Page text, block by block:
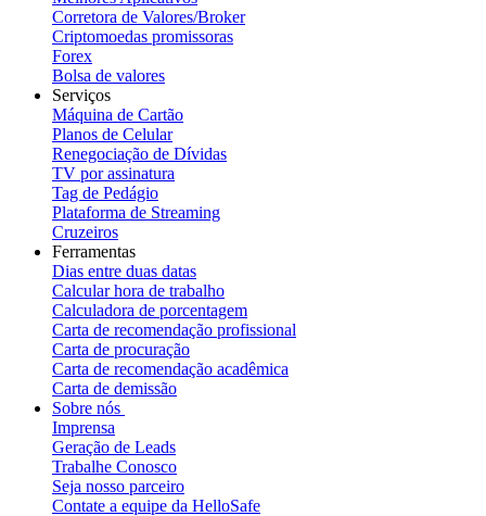
Corretora de Valores/Broker
Criptomoedas promissoras
Forex
Bolsa de valores
Serviços
Máquina de Cartão
Planos de Celular
Renegociação de Dívidas
TV por assinatura
Tag de Pedágio
Plataforma de Streaming
Cruzeiros
Ferramentas
Dias entre duas datas
Calcular hora de trabalho
Calculadora de porcentagem
Carta de recomendação profissional
Carta de procuração
Carta de recomendação acadêmica
Carta de demissão
Sobre nós
Imprensa
Geração de Leads
Trabalhe Conosco
Seja nosso parceiro
Contate a equipe da HelloSafe